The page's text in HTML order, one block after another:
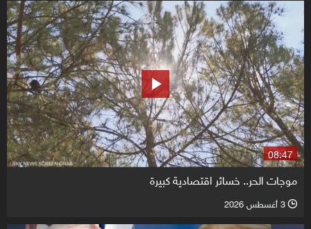
08:47
موجات الحر.. خسائر اقتصادية كبيرة
l 3 أغسطس 2026